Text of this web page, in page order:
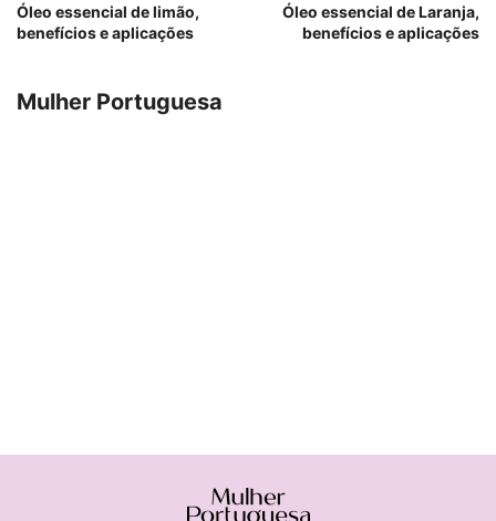
Óleo essencial de limão,
benefícios e aplicações
Óleo essencial de Laranja,
benefícios e aplicações
Mulher Portuguesa